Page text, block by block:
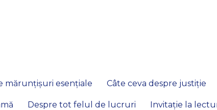
mărunțișuri esențiale Câte ceva despre justiție
Despre tot felul de lucruri Invitație la